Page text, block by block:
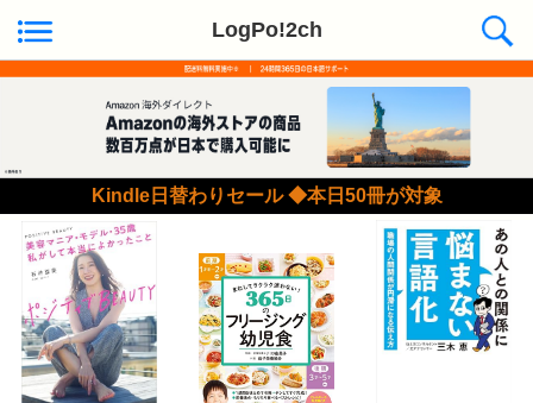
LogPo!2ch
Kindle日替わりセール ◆本日50冊が対象